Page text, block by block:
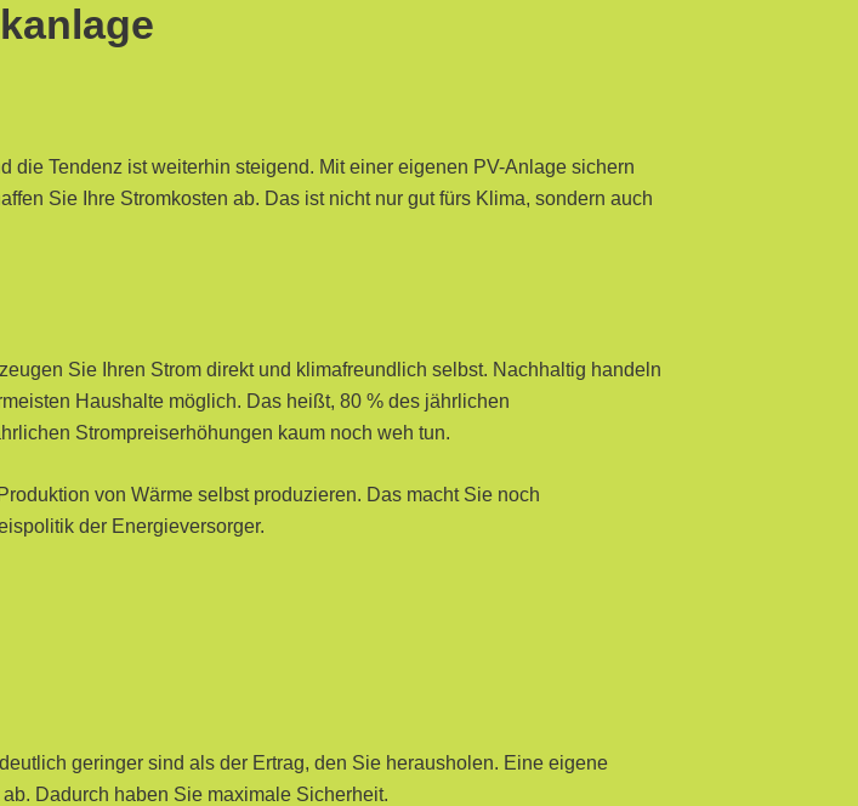
die Tendenz ist weiterhin steigend. Mit einer eigenen PV-Anlage sichern
Sie Ihre Stromkosten ab. Das ist nicht nur gut fürs Klima, sondern auch
Sie Ihren Strom direkt und klimafreundlich selbst. Nachhaltig handeln
Haushalte möglich. Das heißt, 80 % des jährlichen
Strompreiserhöhungen kaum noch weh tun.
von Wärme selbst produzieren. Das macht Sie noch
der Energieversorger.
geringer sind als der Ertrag, den Sie herausholen. Eine eigene
Dadurch haben Sie maximale Sicherheit.